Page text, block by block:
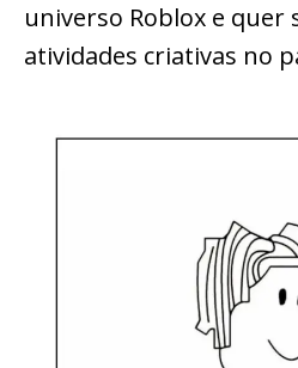
universo Roblox e quer
atividades criativas no